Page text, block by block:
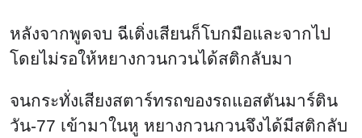
หลังจากพูดจบ ฉีเติ่งเสียนก็โบกมือและจากไป
โดยไม่รอให้หยางกวนกวนได้สติกลับมา
จนกระทั่งเสียงสตาร์ทรถของรถแอสตันมาร์ติน
วัน-77 เข้ามาในหู หยางกวนกวนจึงได้มีสติกลับ